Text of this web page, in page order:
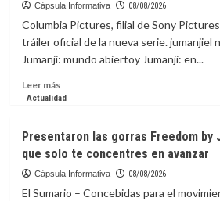
Cápsula Informativa 08/08/2026
Columbia Pictures, filial de Sony
tráiler oficial de la nueva serie. jumanjiel
Jumanji: mundo abiertoy Jumanji: en...
Leer másLeer
más
Capsula
Informativa:
El
tráiler
Actualidad
Presentaron las gorras Freedom by
que solo te concentres en avanzar
Cápsula Informativa 08/08/2026
El Sumario – Concebidas para el